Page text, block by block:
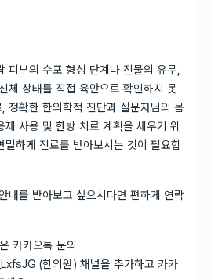
피부의 수포 형성 단계나 진물의 유무,
체 상태를 직접 육안으로 확인하지 못
정확한 한의학적 진단과 질문자님의 몸
사용 및 한방 치료 계획을 세우기 위
밀하게 진료를 받아보시는 것이 필요합
내를 받아보고 싶으시다면 편하게 연락
카카오톡 문의
(한의원) 채널을 추가하고 카카